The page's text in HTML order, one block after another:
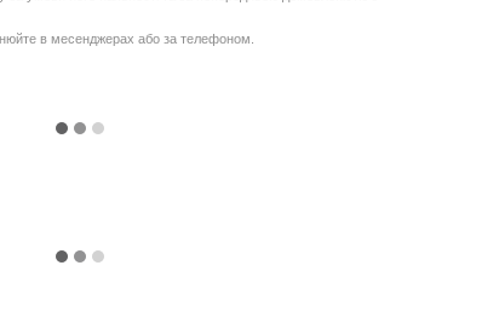
в месенджерах або за телефоном.